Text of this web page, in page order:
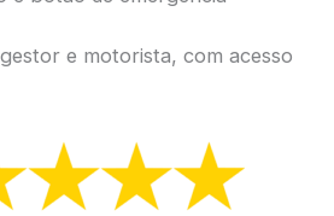
e motorista, com acesso